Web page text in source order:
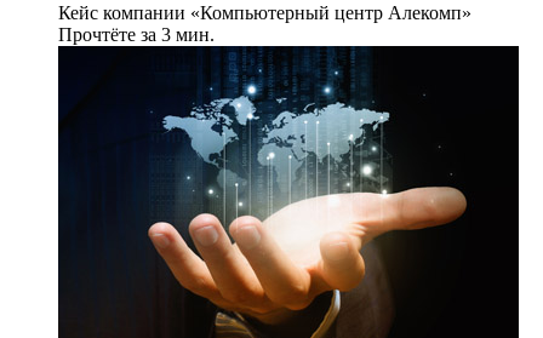
Кейс компании «Компьютерный центр Алекомп»
Прочтёте за 3 мин.